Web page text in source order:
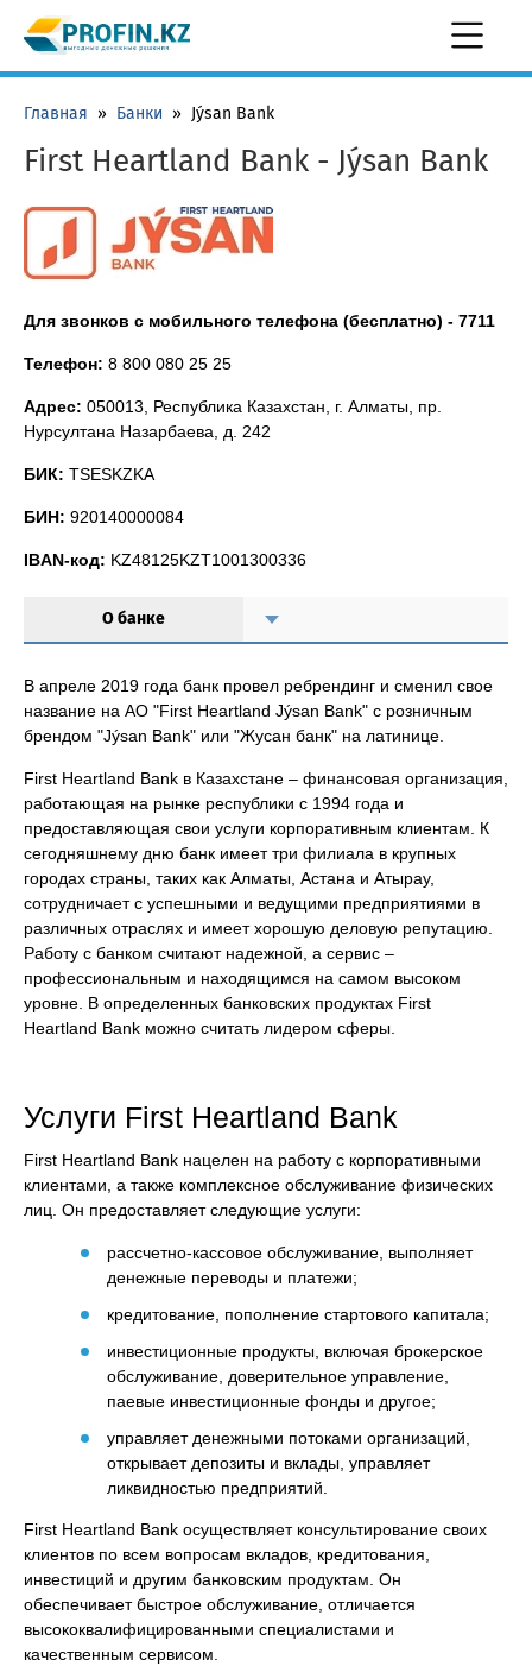
Главная » Банки » Jýsan Bank
First Heartland Bank - Jýsan Bank
Для звонков с мобильного телефона (бесплатно) - 7711
Телефон: 8 800 080 25 25
Адрес: 050013, Республика Казахстан, г. Алматы, пр.
Нурсултана Назарбаева, д. 242
БИК: TSESKZKA
БИН: 920140000084
IBAN-код: KZ48125KZT1001300336
О банке
В апреле 2019 года банк провел ребрендинг и сменил свое
название на АО "First Heartland Jýsan Bank" с розничным
брендом "Jýsan Bank" или "Жусан банк" на латинице.
First Heartland Bank в Казахстане – финансовая организация,
работающая на рынке республики с 1994 года и
предоставляющая свои услуги корпоративным клиентам. К
сегодняшнему дню банк имеет три филиала в крупных
городах страны, таких как Алматы, Астана и Атырау,
сотрудничает с успешными и ведущими предприятиями в
различных отраслях и имеет хорошую деловую репутацию.
Работу с банком считают надежной, а сервис –
профессиональным и находящимся на самом высоком
уровне. В определенных банковских продуктах First
Heartland Bank можно считать лидером сферы.
Услуги First Heartland Bank
First Heartland Bank нацелен на работу с корпоративными
клиентами, а также комплексное обслуживание физических
лиц. Он предоставляет следующие услуги:
рассчетно-кассовое обслуживание, выполняет
денежные переводы и платежи;
кредитование, пополнение стартового капитала;
инвестиционные продукты, включая брокерское
обслуживание, доверительное управление,
паевые инвестиционные фонды и другое;
управляет денежными потоками организаций,
открывает депозиты и вклады, управляет
ликвидностью предприятий.
First Heartland Bank осуществляет консультирование своих
клиентов по всем вопросам вкладов, кредитования,
инвестиций и другим банковским продуктам. Он
обеспечивает быстрое обслуживание, отличается
высококвалифицированными специалистами и
качественным сервисом.